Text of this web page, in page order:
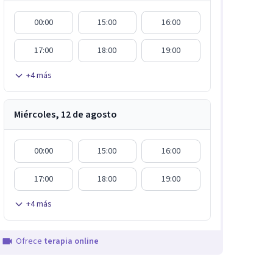
00:00 15:00 16:00
17:00 18:00 19:00
+4más
Miércoles, 12 de agosto
00:00 15:00 16:00
17:00 18:00 19:00
+4más
Ofrece terapia online